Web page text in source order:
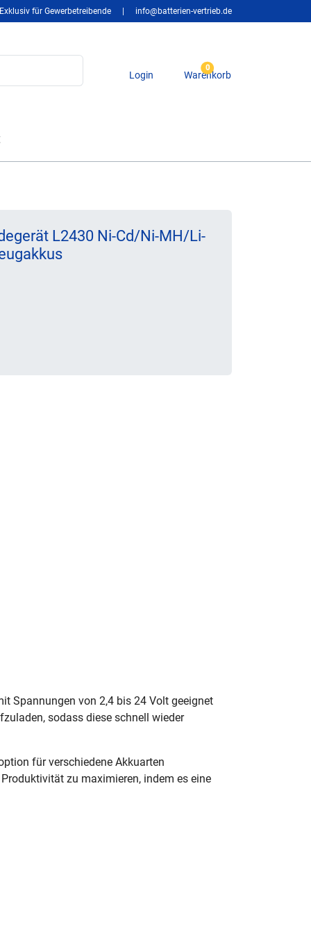
Exklusiv für Gewerbetreibende info@batterien-vertrieb.de
Login
0
Warenkorb
L2430 Ni-Cd/Ni-MH/Li-
Spannungen von 2,4 bis 24 Volt geeignet
sodass diese schnell wieder
für verschiedene Akkuarten
zu maximieren, indem es eine